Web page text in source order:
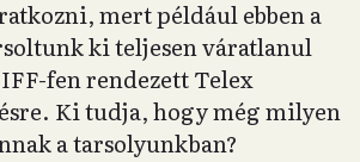
mert például ebben a
ki teljesen váratlanul
fen rendezett Telex
Ki tudja, hogy még milyen
a tarsolyunkban?